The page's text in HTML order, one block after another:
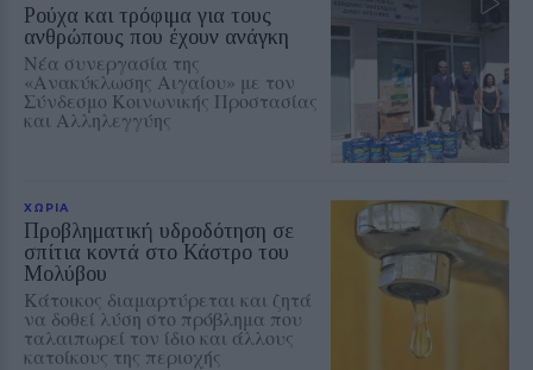
Ρούχα και τρόφιμα για τους
ανθρώπους που έχουν ανάγκη
Νέα συνεργασία της
«Ανακύκλωσης Αιγαίου» με τον
Σύνδεσμο Κοινωνικής Προστασίας
και Αλληλεγγύης
ΧΩΡΙΑ
Προβληματική υδροδότηση σε
σπίτια κοντά στο Κάστρο του
Μολύβου
Κάτοικος διαμαρτύρεται και ζητά
να δοθεί λύση στο πρόβλημα που
ταλαιπωρεί τον ίδιο και άλλους
κατοίκους της περιοχής